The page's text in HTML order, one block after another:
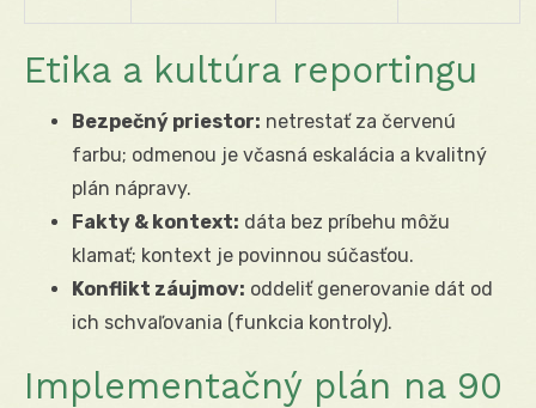
Etika a kultúra reportingu
Bezpečný priestor: netrestať za červenú
farbu; odmenou je včasná eskalácia a kvalitný
plán nápravy.
Fakty & kontext: dáta bez príbehu môžu
klamať; kontext je povinnou súčasťou.
Konflikt záujmov: oddeliť generovanie dát od
ich schvaľovania (funkcia kontroly).
Implementačný plán na 90